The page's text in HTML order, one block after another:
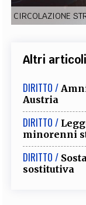
CIRCOLAZIONE
Altri
DIRITTO /
Austria
DIRITTO /
minorenni
DIRITTO /
sostitutiva